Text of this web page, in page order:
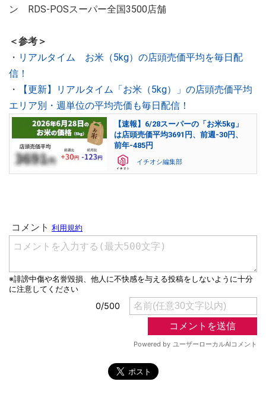
ン RDS-POSスーパー全国3500店舗
＜参考＞
・ リアルタイム お米（5kg）の店頭売価平均を毎日配
信！
・
【更新】リアルタイム「お米（5kg）」の店頭売価平均
エリア別・週単位の平均売価も毎日配信！
【速報】6/28スーパーの「お米5kg」
は店頭売価平均3691円、前週-30円、
前年-485円
イチオシ編集部